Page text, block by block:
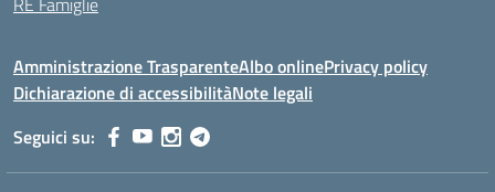
Amministrazione TrasparenteAlbo onlinePrivacy policy
Dichiarazione di accessibilitàNote legali
Seguici su: